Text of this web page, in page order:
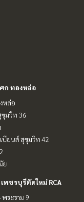
ก ทองหล่อ
หล่อ
ขุมวิท 36
บียนส์ สุขุมวิท 42
ย
พชรบุรีตัดใหม่ RCA
ระราม 9